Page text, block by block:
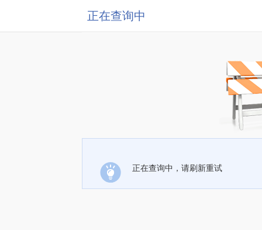
正在查询中
正在查询中，请刷新重试